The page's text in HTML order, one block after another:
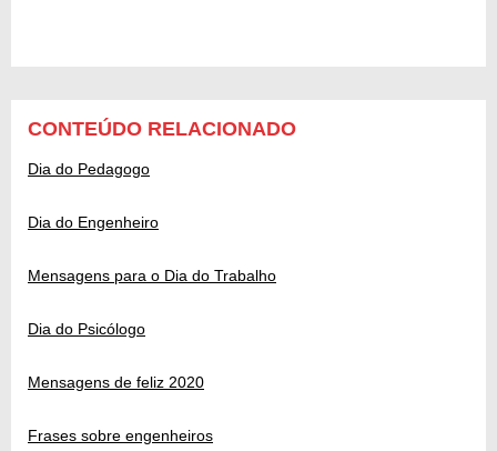
CONTEÚDO RELACIONADO
Dia do Pedagogo
Dia do Engenheiro
Mensagens para o Dia do Trabalho
Dia do Psicólogo
Mensagens de feliz 2020
Frases sobre engenheiros